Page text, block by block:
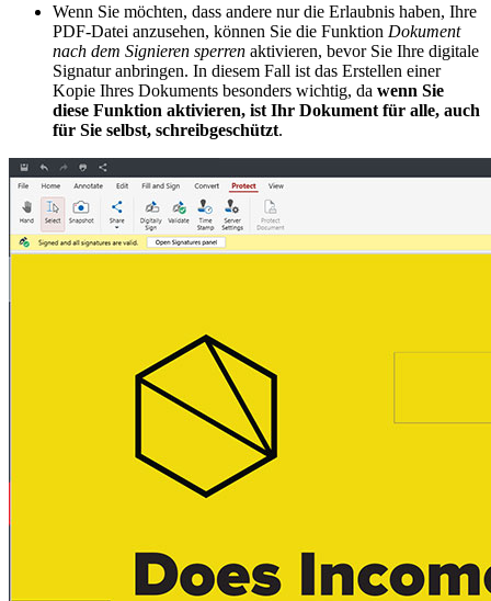
Wenn Sie möchten, dass andere nur die Erlaubnis haben, Ihre
PDF-Datei anzusehen, können Sie die Funktion Dokument
nach dem Signieren sperren aktivieren, bevor Sie Ihre digitale
Signatur anbringen. In diesem Fall ist das Erstellen einer
Kopie Ihres Dokuments besonders wichtig, da wenn Sie
diese Funktion aktivieren, ist Ihr Dokument für alle, auch
für Sie selbst, schreibgeschützt.